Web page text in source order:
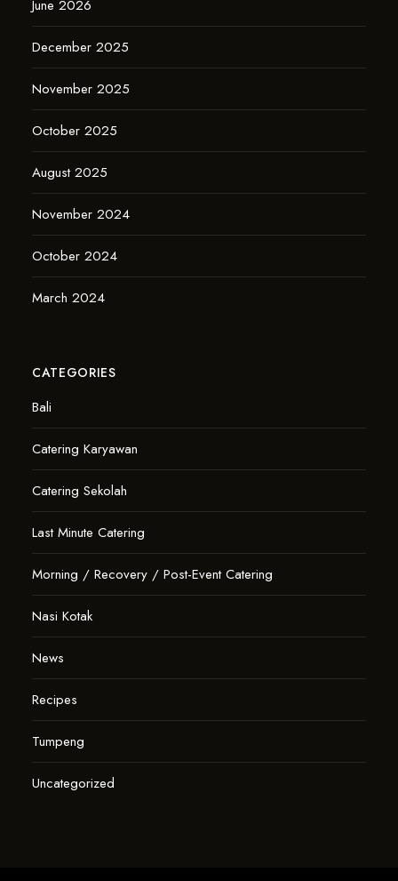
June 2026
December 2025
November 2025
October 2025
August 2025
November 2024
October 2024
March 2024
CATEGORIES
Bali
Catering Karyawan
Catering Sekolah
Last Minute Catering
Morning / Recovery / Post-Event Catering
Nasi Kotak
News
Recipes
Tumpeng
Uncategorized